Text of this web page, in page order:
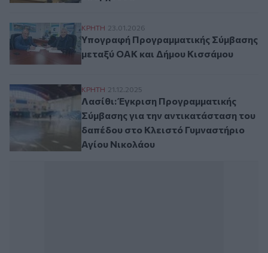
Υπογραφή Προγραμματικής Σύμβασης
ΚΡΗΤΗ 23.01.2026
Υπογραφή Προγραμματικής Σύμβασης
μεταξύ ΟΑΚ και Δήμου Κισσάμου
Λασίθι: Έγκριση Προγραμματικής
ΚΡΗΤΗ 21.12.2025
Λασίθι: Έγκριση Προγραμματικής
Σύμβασης για την αντικατάσταση του
δαπέδου στο Κλειστό Γυμναστήριο
Αγίου Νικολάου